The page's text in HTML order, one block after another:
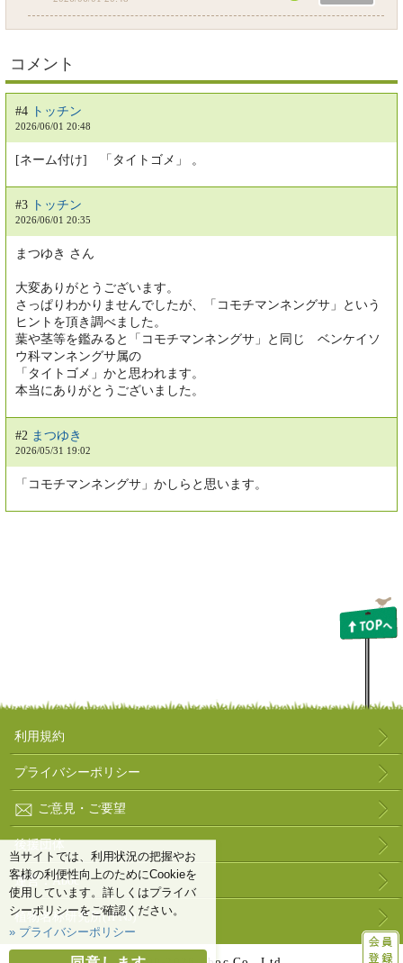
当サイトでは、利用状況の把握やお
客様の利便性向上のためにCookieを
使用しています。詳しくはプライバ
シーポリシーをご確認ください。
» プライバシーポリシー
コメント
#4 トッチン
2026/06/01 20:48
[ネーム付け] 「タイトゴメ」 。
#3 トッチン
2026/06/01 20:35
まつゆき さん
大変ありがとうございます。
さっぱりわかりませんでしたが、「コモチマンネングサ」という
ヒントを頂き調べました。
葉や茎等を鑑みると「コモチマンネングサ」と同じ ベンケイソ
ウ科マンネングサ属の
「タイトゴメ」かと思われます。
本当にありがとうございました。
#2 まつゆき
2026/05/31 19:02
「コモチマンネングサ」かしらと思います。
利用規約
プライバシーポリシー
ご意見・ご要望
後援団体
運営：Aboc
植物名称研究所(IPNJ)